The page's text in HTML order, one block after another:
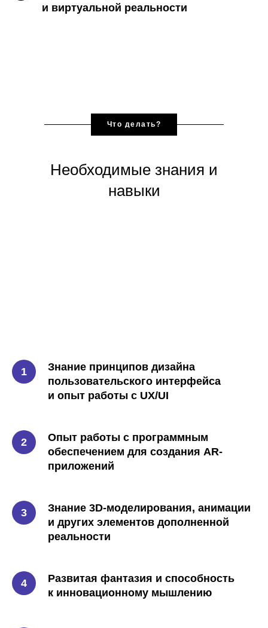
и виртуальной реальности
Что делать?
Необходимые знания и
навыки
Знание принципов дизайна
пользовательского интерфейса
и опыт работы с UX/UI
Опыт работы с программным
обеспечением для создания AR-
приложений
Знание 3D-моделирования, анимации
и других элементов дополненной
реальности
Развитая фантазия и способность
к инновационному мышлению